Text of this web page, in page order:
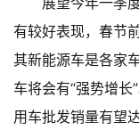
有较好表现，春节
其新能源车是各家
车将会有“强势增
用车批发销量有望